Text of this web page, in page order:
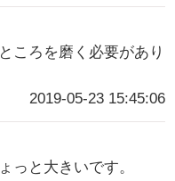
ころを磨く必要があり
2019-05-23 15:45:06
っと大きいです。